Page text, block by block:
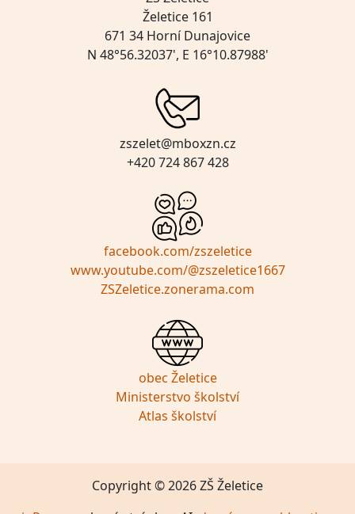
Želetice 161
671 34 Horní Dunajovice
N 48°56.32037', E 16°10.87988'
zszelet@mboxzn.cz
+420 724 867 428
facebook.com/zszeletice
www.youtube.com/@zszeletice1667
ZSZeletice.zonerama.com
obec Želetice
Ministerstvo školství
Atlas školství
Copyright © 2026 ZŠ Želetice